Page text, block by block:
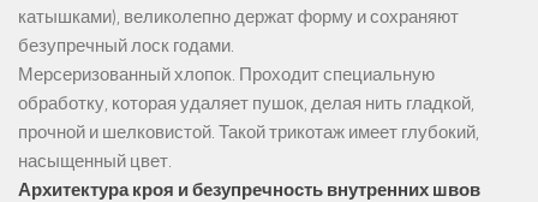
катышками), великолепно держат форму и сохраняют
безупречный лоск годами.
Мерсеризованный хлопок. Проходит специальную
обработку, которая удаляет пушок, делая нить гладкой,
прочной и шелковистой. Такой трикотаж имеет глубокий,
насыщенный цвет.
Архитектура кроя и безупречность внутренних швов